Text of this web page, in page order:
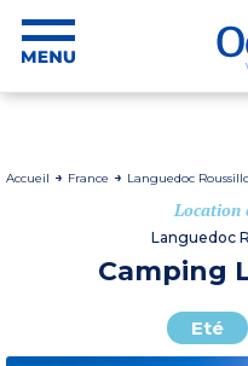
Accueil France Languedoc
Location
Languedoc
Camping
Eté